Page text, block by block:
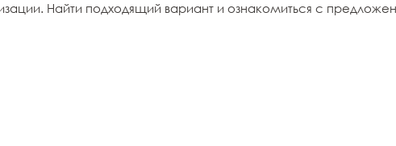
Найти подходящий вариант и ознакомиться с